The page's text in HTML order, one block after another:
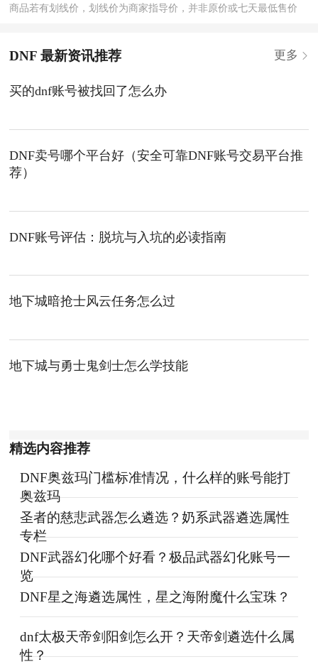
商品若有划线价，划线价为商家指导价，并非原价或七天最低售价
DNF 最新资讯推荐 更多
买的dnf账号被找回了怎么办
DNF卖号哪个平台好（安全可靠DNF账号交易平台推
荐）
DNF账号评估：脱坑与入坑的必读指南
地下城暗抢士风云任务怎么过
地下城与勇士鬼剑士怎么学技能
精选内容推荐
DNF奥兹玛门槛标准情况，什么样的账号能打
奥兹玛
圣者的慈悲武器怎么遴选？奶系武器遴选属性
专栏
DNF武器幻化哪个好看？极品武器幻化账号一
览
DNF星之海遴选属性，星之海附魔什么宝珠？
dnf太极天帝剑阳剑怎么开？天帝剑遴选什么属
性？